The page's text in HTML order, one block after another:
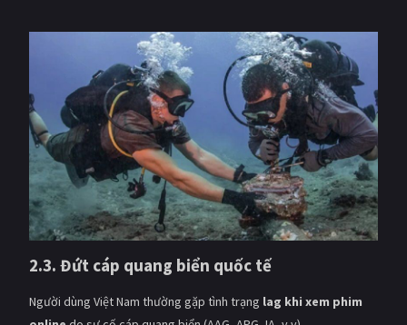
2.3. Đứt cáp quang biển quốc tế
Người dùng Việt Nam thường gặp tình trạng lag khi xem phim